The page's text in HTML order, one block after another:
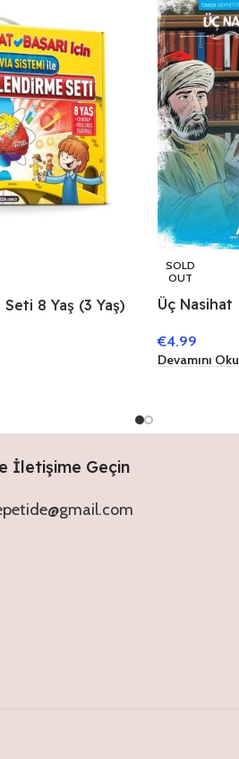
8 Yaş (3 Yaş)
SOLD
OUT
Üç Nasihat
€4.99
Devamını Oku
İletişime Geçin